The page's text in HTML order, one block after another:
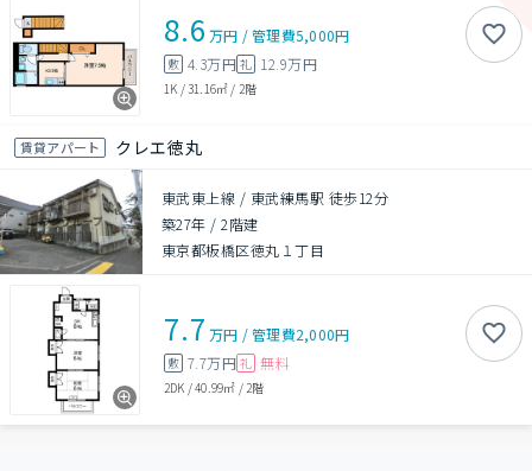
8.6 万円 /管理費5,000円
敷 4.3万円礼 12.9万円
1K /31.16㎡ / 2階
賃貸アパート クレエ徳丸
東武東上線 / 東武練馬駅 徒歩12分
築27年 /2階建
東京都板橋区徳丸１丁目
7.7 万円 /管理費2,000円
敷 7.7万円 礼 無料
2DK /40.99㎡ / 2階